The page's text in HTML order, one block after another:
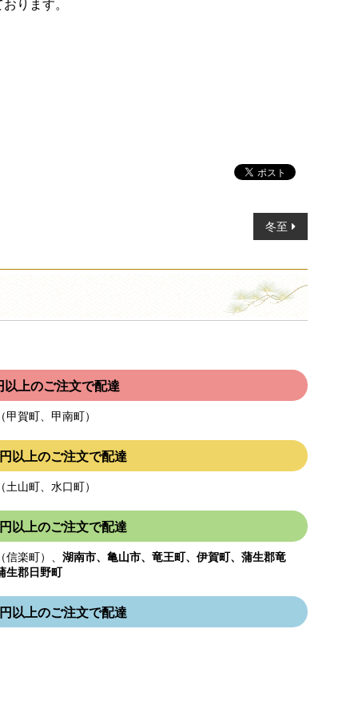
ります。
冬至
以上のご注文で配達
甲賀町、甲南町）
以上のご注文で配達
土山町、水口町）
以上のご注文で配達
信楽町）、 湖南市、亀山市、竜王町、伊賀町、蒲生郡竜
生郡日野町
以上のご注文で配達